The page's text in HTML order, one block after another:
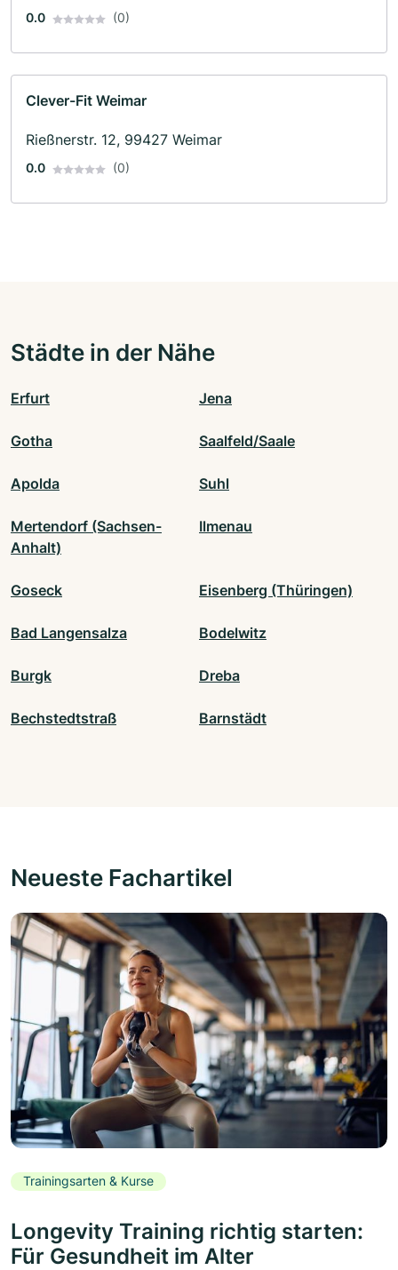
0.0 (0)
Clever-Fit Weimar
Rießnerstr. 12, 99427 Weimar
0.0 (0)
Städte in der Nähe
Erfurt Jena
Gotha Saalfeld/Saale
Apolda Suhl
Mertendorf (Sachsen-
Anhalt)
Ilmenau
Goseck Eisenberg (Thüringen)
Bad Langensalza Bodelwitz
Burgk Dreba
Bechstedtstraß Barnstädt
Neueste Fachartikel
Trainingsarten & Kurse
Longevity Training richtig starten:
Für Gesundheit im Alter